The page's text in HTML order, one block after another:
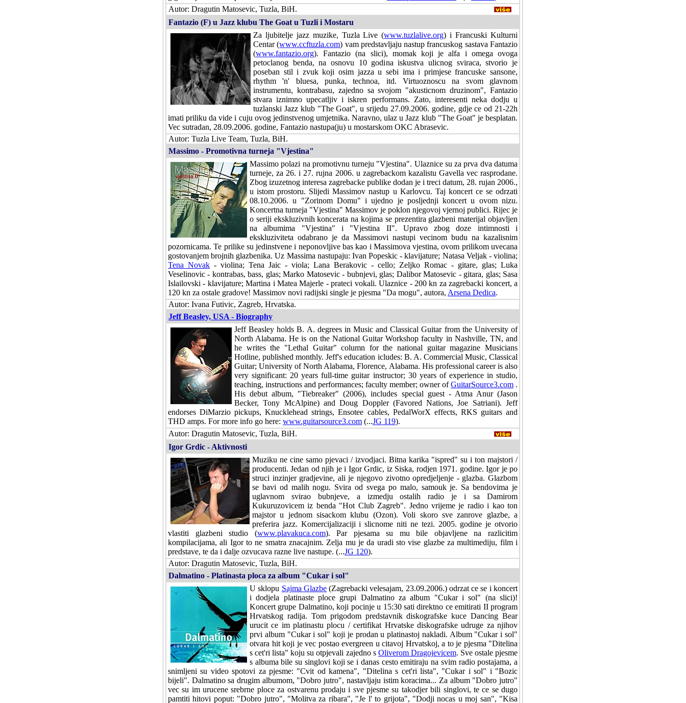
Autor: Dragutin Matosevic, Tuzla, BiH.
Fantazio (F) u Jazz klubu The Goat u Tuzli i Mostaru
Za ljubitelje jazz muzike, Tuzla Live (www.tuzlalive.org) i Francuski Kulturni
Centar (www.ccftuzla.com) vam predstavljaju nastup francuskog sastava Fantazio
(www.fantazio.org). Fantazio (na slici), momak koji je alfa i omega ovoga
petoclanog benda, na osnovu 10 godina iskustva ulicnog sviraca, stvorio je
poseban stil i zvuk koji osim jazza u sebi ima i primjese francuske sansone,
rhythm 'n' bluesa, punka, technoa, itd. Virtuoznoscu na svom glavnom
instrumentu, kontrabasu, zajedno sa svojom "akusticnom druzinom", Fantazio
stvara iznimno upecatljiv i iskren performans. Zato, interesenti neka dodju u
tuzlanski Jazz klub "The Goat", u srijedu 27.09.2006. godine, gdje ce od 21-22h
imati priliku da vide i cuju ovog jedinstvenog umjetnika. Naravno, ulaz u Jazz klub "The Goat" je besplatan.
Vec sutradan, 28.09.2006. godine, Fantazio nastupa(ju) u mostarskom OKC Abrasevic.
Autor: Tuzla Live Team, Tuzla, BiH.
Massimo - Promotivna turneja "Vjestina"
Massimo polazi na promotivnu turneju "Vjestina". Ulaznice su za prva dva datuma
turneje, za 26. i 27. rujna 2006. u zagrebackom kazalistu Gavella vec rasprodane.
Zbog izuzetnog interesa zagrebacke publike dodan je i treci datum, 28. rujan 2006.,
u istom prostoru. Slijedi Massimov nastup u Karlovcu. Taj koncert ce se odrzati
08.10.2006. u "Zorinom Domu" i ujedno je posljednji koncert u ovom nizu.
Koncertna turneja "Vjestina" Massimov je poklon njegovoj vjernoj publici. Rijec je
o seriji ekskluzivnih koncerata na kojima se prezentira glazbeni materijal objavljen
na albumima "Vjestina" i "Vjestina II". Upravo zbog doze intimnosti i
ekskluziviteta odabrano je da Massimovi nastupi vecinom budu na kazalisnim
pozornicama. Te prilike su jedinstvene i neponovljive bas kao i Massimova vjestina, ovom prilikom uvecana
gostovanjem brojnih glazbenika. Uz Massima nastupaju: Ivan Popeskic - klavijature; Natasa Veljak - violina;
Tena Novak - violina; Tena Jaic - viola; Lana Berakovic - cello; Zeljko Romac - gitare, glas; Luka
Veselinovic - kontrabas, bass, glas; Marko Matosevic - bubnjevi, glas; Dalibor Matosevic - gitara, glas; Sasa
Islailovski - klavijature; Martina i Matea Majerle - prateci vokali. Ulaznice - 200 kn za zagrebacki koncert, a
120 kn za ostale gradove! Massimov novi radijski single je pjesma "Da mogu", autora, Arsena Dedica.
Autor: Ivana Futivic, Zagreb, Hrvatska.
Jeff Beasley, USA - Biography
Jeff Beasley holds B. A. degrees in Music and Classical Guitar from the University of
North Alabama. He is on the National Guitar Workshop faculty in Nashville, TN, and
he writes the "Lethal Guitar" column for the national guitar magazine Musicians
Hotline, published monthly. Jeff's education icludes: B. A. Commercial Music, Classical
Guitar; University of North Alabama, Florence, Alabama. His professional career is also
very significant: 20 years full-time guitar instructor; 30 years of experience in studio,
teaching, instructions and performances; faculty member; owner ofGuitarSource3.com .
His debut album, "Tiebreaker" (2006), includes special guest - Atma Anur (Jason
Becker, Tony McAlpine) and Doug Doppler (Favored Nations, Joe Satriani). Jeff
endorses DiMarzio pickups, Knucklehead strings, Ensotee cables, PedalWorX effects, RKS guitars and
THD amps. For more info go here: www.guitarsource3.com (...JG 119).
Autor: Dragutin Matosevic, Tuzla, BiH.
Igor Grdic - Aktivnosti
Muziku ne cine samo pjevaci / izvodjaci. Bitna karika "ispred" su i ton majstori /
producenti. Jedan od njih je i Igor Grdic, iz Siska, rodjen 1971. godine. Igor je po
struci inzinjer gradjevine, ali je njegovo zivotno opredjeljenje - glazba. Glazbom
se bavi od malih nogu. Svira od svega po malo, samouk je. Sa bendovima je
uglavnom svirao bubnjeve, a izmedju ostalih radio je i sa Damirom
Kukuruzovicem iz benda "Hot Club Zagreb". Jedno vrijeme je radio i kao ton
majstor u jednom sisackom klubu (Ozon). Voli skoro sve zanrove glazbe, a
preferira jazz. Komercijalizaciji i slicnome niti ne tezi. 2005. godine je otvorio
vlastiti glazbeni studio (www.plavakuca.com). Par pjesama su mu bile objavljene na razlicitim
kompilacijama, ali Igor to ne smatra znacajnim. Zelja mu je da uradi sto vise glazbe za multimediju, film i
predstave, te da i dalje ozvucava razne live nastupe. (...JG 120).
Autor: Dragutin Matosevic, Tuzla, BiH.
Dalmatino - Platinasta ploca za album "Cukar i sol"
U sklopu Sajma Glazbe(Zagrebacki velesajam, 23.09.2006.) odrzat ce se i koncert
i dodjela platinaste ploce grupi Dalmatino za album "Cukar i sol" (na slici)!
Koncert grupe Dalmatino, koji pocinje u 15:30 sati direktno ce emitirati II program
Hrvatskog radija. Tom prigodom predstavnik diskografske kuce Dancing Bear
urucit ce im platinastu plocu / certifikat Hrvatske diskografske udruge za njihov
prvi album "Cukar i sol" koji je prodan u platinastoj nakladi. Album "Cukar i sol"
otvara hit koji je vec postao evergreen u citavoj Hrvatskoj, a to je pjesma "Ditelina
s cet'ri lista" koju su otpjevali zajedno s Oliverom Dragojevicem. Sve ostale pjesme
s albuma bile su singlovi koji se i danas cesto emitiraju na svim radio postajama, a
snimljeni su video spotovi za pjesme: "Cvit od kamena", "Ditelina s cet'ri lista", "Cukar i sol" i "Bozic
bijeli". Dalmatino sa drugim albumom, "Dobro jutro", nastavljaju istim koracima... Za album "Dobro jutro"
vec su im urucene srebrne ploce za ostvarenu prodaju i sve pjesme su takodjer bili singlovi, te ce se dugo
pamtiti hitovi poput: "Dobro jutro", "Molitva za ribara", "Je l' to grijota", "Dodji nocas u moj san", "Kisa